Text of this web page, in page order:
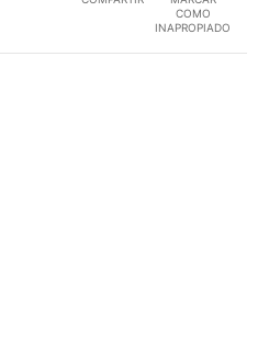
COMO
INAPROPIADO